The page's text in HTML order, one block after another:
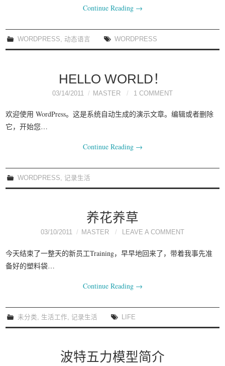
Continue Reading →
WORDPRESS ,动态语言 WORDPRESS
HELLO WORLD！
03/14/2011 MASTER 1 COMMENT
欢迎使用 WordPress。这是系统自动生成的演示文章。编辑或者删除
它，开始您…
Continue Reading →
WORDPRESS,记录生活
养花养草
03/10/2011 MASTER LEAVE A COMMENT
今天结束了一整天的新员工Training，早早地回来了，带着我事先准
备好的塑料袋…
Continue Reading →
未分类 生活工作 ,记录生活 LIFE
波特五力模型简介